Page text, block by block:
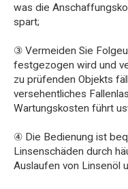
was die
spart;
③ Vermeiden Sie
festgezogen wird und
zu prüfenden Objekts
versehentliches
Wartungskosten führt
④ Die Bedienung ist
Linsenschäden durch
Auslaufen von Linsenöl